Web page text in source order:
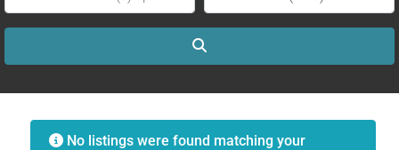
No listings were found matching your